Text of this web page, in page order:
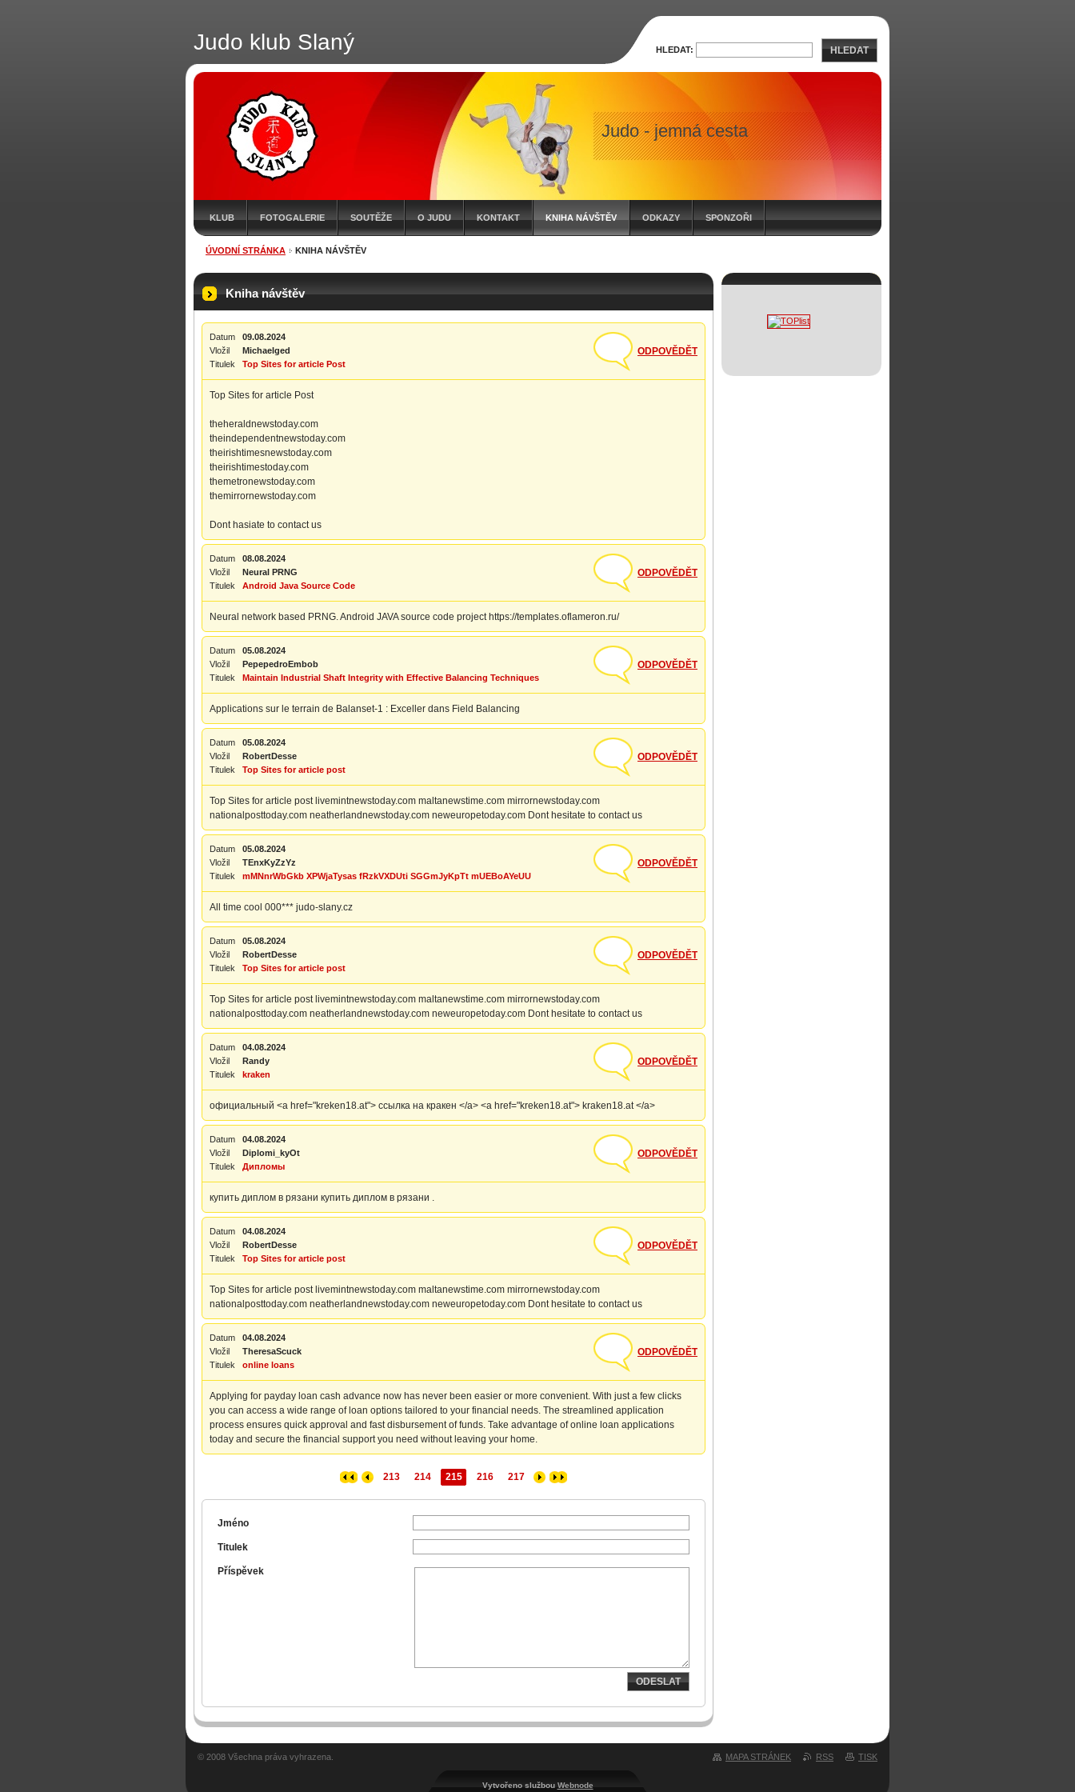
Judo klub Slaný
Judo - jemná cesta
KLUB FOTOGALERIE SOUTĚŽE O JUDU KONTAKT KNIHA NÁVŠTĚV ODKAZY SPONZOŘI
ÚVODNÍ STRÁNKA KNIHA NÁVŠTĚV
Kniha návštěv
Datum
09.08.2024
Vložil
Michaelged
Titulek
Top Sites for article Post
ODPOVĚDĚT
Top Sites for article Post
theheraldnewstoday.com
theindependentnewstoday.com
theirishtimesnewstoday.com
theirishtimestoday.com
themetronewstoday.com
themirrornewstoday.com
Dont hasiate to contact us
Datum
08.08.2024
Vložil
Neural PRNG
Titulek
Android Java Source Code
ODPOVĚDĚT
Neural network based PRNG. Android JAVA source code project https://templates.oflameron.ru/
Datum
05.08.2024
Vložil
PepepedroEmbob
Titulek
Maintain Industrial Shaft Integrity with Effective Balancing Techniques
ODPOVĚDĚT
Applications sur le terrain de Balanset-1 : Exceller dans Field Balancing
Datum
05.08.2024
Vložil
RobertDesse
Titulek
Top Sites for article post
ODPOVĚDĚT
Top Sites for article post livemintnewstoday.com maltanewstime.com mirrornewstoday.com
nationalposttoday.com neatherlandnewstoday.com neweuropetoday.com Dont hesitate to contact us
Datum
05.08.2024
Vložil
TEnxKyZzYz
Titulek
mMNnrWbGkb XPWjaTysas fRzkVXDUti SGGmJyKpTt mUEBoAYeUU
ODPOVĚDĚT
All time cool 000*** judo-slany.cz
Datum
05.08.2024
Vložil
RobertDesse
Titulek
Top Sites for article post
ODPOVĚDĚT
Top Sites for article post livemintnewstoday.com maltanewstime.com mirrornewstoday.com
nationalposttoday.com neatherlandnewstoday.com neweuropetoday.com Dont hesitate to contact us
Datum
04.08.2024
Vložil
Randy
Titulek
kraken
ODPOVĚDĚT
официальный <a href="kreken18.at"> ссылка на кракен </a> <a href="kreken18.at"> kraken18.at </a>
Datum
04.08.2024
Vložil
Diplomi_kyOt
Titulek
Дипломы
ODPOVĚDĚT
купить диплом в рязани купить диплом в рязани .
Datum
04.08.2024
Vložil
RobertDesse
Titulek
Top Sites for article post
ODPOVĚDĚT
Top Sites for article post livemintnewstoday.com maltanewstime.com mirrornewstoday.com
nationalposttoday.com neatherlandnewstoday.com neweuropetoday.com Dont hesitate to contact us
Datum
04.08.2024
Vložil
TheresaScuck
Titulek
online loans
ODPOVĚDĚT
Applying for payday loan cash advance now has never been easier or more convenient. With just a few clicks
you can access a wide range of loan options tailored to your financial needs. The streamlined application
process ensures quick approval and fast disbursement of funds. Take advantage of online loan applications
today and secure the financial support you need without leaving your home.
213 214 215 216 217
Jméno
Titulek
Příspěvek
ODESLAT
HLEDAT: HLEDAT
MAPA STRÁNEK RSS TISK
© 2008 Všechna práva vyhrazena.
Vytvořeno službou Webnode